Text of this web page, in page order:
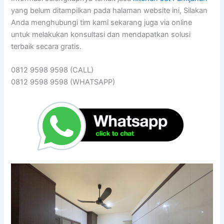
yang belum ditampilkan pada halaman website ini, Silakan
Anda menghubungi tim kami sekarang juga via online
untuk melakukan konsultasi dan mendapatkan solusi
terbaik secara gratis.
0812 9598 9598 (CALL)
0812 9598 9598 (WHATSAPP)